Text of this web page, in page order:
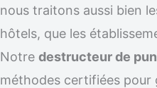
nous traitons aussi bien
hôtels, que les
Notre destructeur de
méthodes certifiées pour